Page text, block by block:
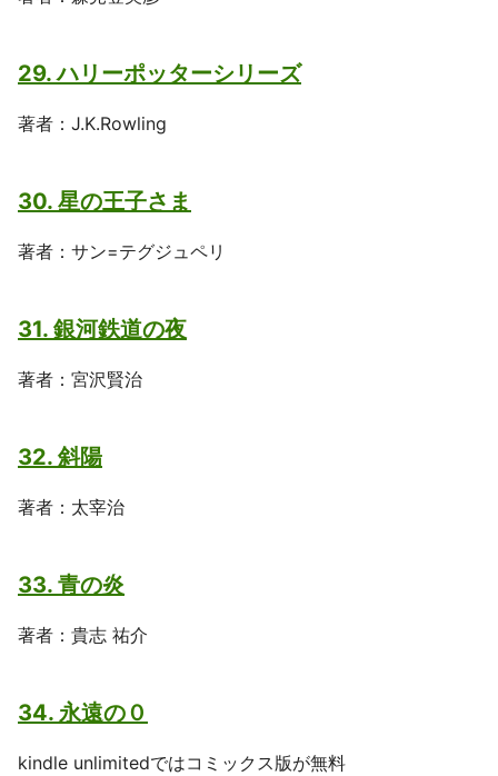
29. ハリーポッターシリーズ
著者：J.K.Rowling
30. 星の王子さま
著者：サン=テグジュペリ
31. 銀河鉄道の夜
著者：宮沢賢治
32. 斜陽
著者：太宰治
33. 青の炎
著者：貴志 祐介
34. 永遠の０
kindle unlimitedではコミックス版が無料